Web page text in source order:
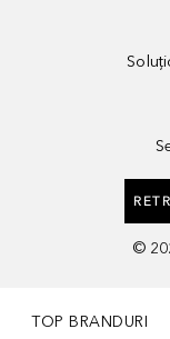
©
TOP BRANDURI